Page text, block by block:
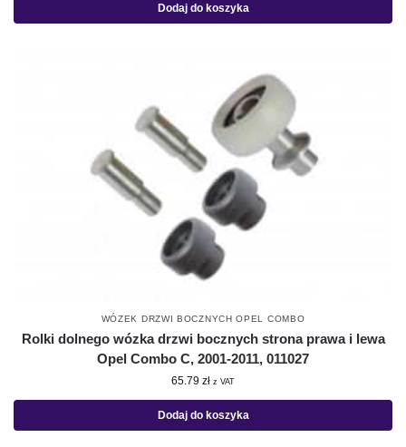
Dodaj do koszyka
WÓZEK DRZWI BOCZNYCH OPEL COMBO
Rolki dolnego wózka drzwi bocznych strona prawa i lewa
Opel Combo C, 2001-2011, 011027
65.79 zł z VAT
Dodaj do koszyka